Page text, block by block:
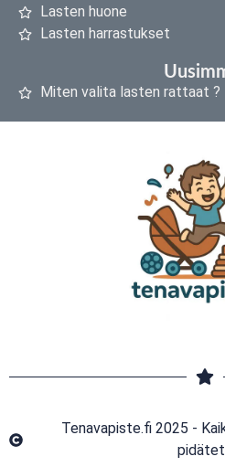
Lasten huone
Lasten harrastukset
Miten valita lasten rattaat ?
Tenavapiste.fi 2025 -